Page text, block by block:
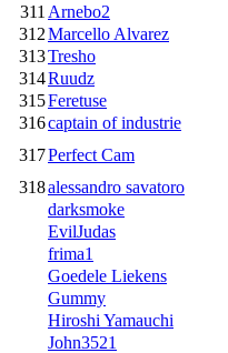
311 Arnebo2
312Marcello Alvarez
313Tresho
314Ruudz
315Feretuse
316captain of industrie
317Perfect Cam
318alessandro savatoro
darksmoke
EvilJudas
frima1
Goedele Liekens
Gummy
Hiroshi Yamauchi
John3521